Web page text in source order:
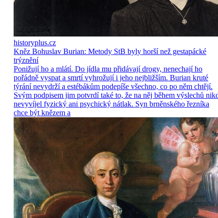
historyplus.cz
Kněz Bohuslav Burian: Metody StB byly horší než gestapácké
trýznění
Ponižují ho a mlátí. Do jídla mu přidávají drogy, nenechají ho
pořádně vyspat a smrtí vyhrožují i jeho nejbližším. Burian kruté
týrání nevydrží a estébákům podepíše všechno, co po něm chtějí.
Svým podpisem jim potvrdí také to, že na něj během výslechů
nevyvíjel fyzický ani psychický nátlak. Syn brněnského řezníka
chce být knězem a